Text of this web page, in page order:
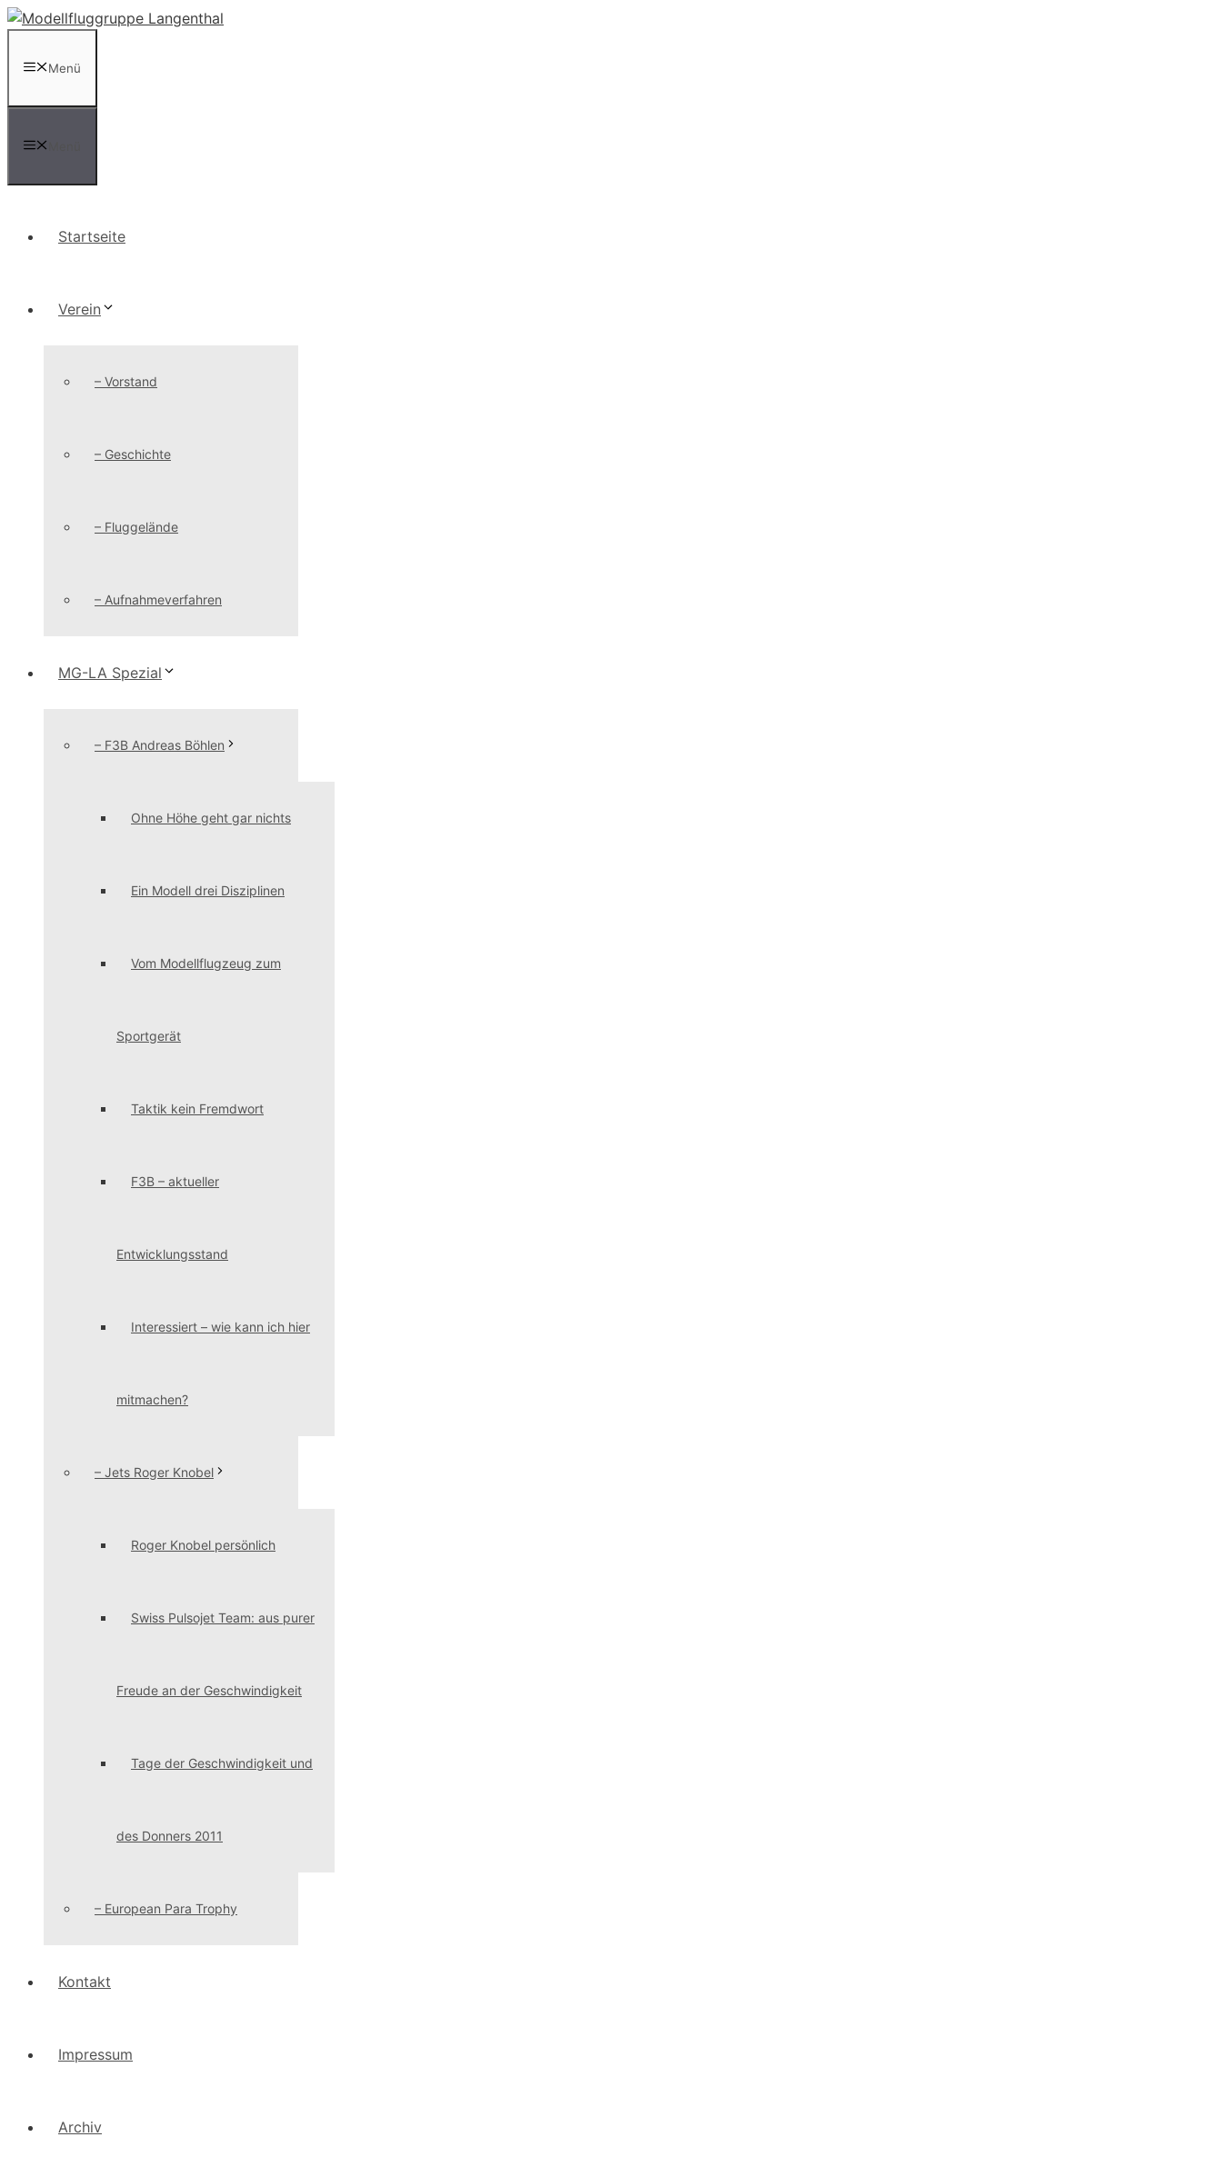
Zum
springenMenü
Startseite
Verein
– Vorstand
– Geschichte
– Fluggelände
– Aufnahmeverfahren
MG-LA Spezial
– F3B Andreas Böhlen
Ohne Höhe geht gar nichts
Ein Modell drei Disziplinen
Vom Modellflugzeug zum
Sportgerät
Taktik kein Fremdwort
F3B – aktueller
Entwicklungsstand
Interessiert – wie kann ich hier
mitmachen?
– Jets Roger Knobel
Roger Knobel persönlich
Swiss Pulsojet Team: aus purer
Freude an der Geschwindigkeit
Tage der Geschwindigkeit und
des Donners 2011
– European Para Trophy
Kontakt
Impressum
Archiv